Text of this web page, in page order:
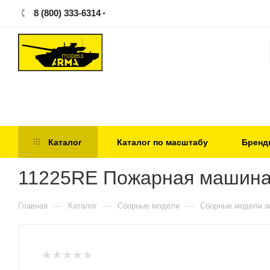
8 (800) 333-6314
Каталог Каталог по масштабу
11225RE Пожарная
Главная — Каталог — Сборные модели — Сборные модели